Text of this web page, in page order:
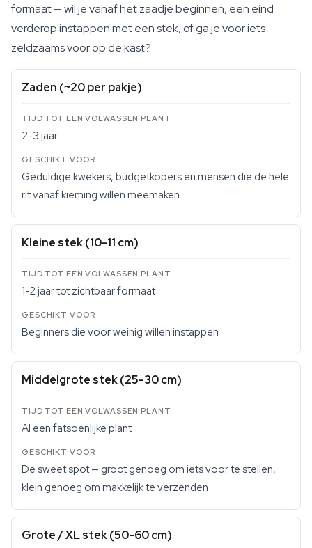
formaat — wil je vanaf het zaadje beginnen, een eind
verderop instappen met een stek, of ga je voor iets
zeldzaams voor op de kast?
Zaden (~20 per pakje)
2-3 jaar
Geduldige kwekers, budgetkopers en mensen die de hele
rit vanaf kieming willen meemaken
Kleine stek (10-11 cm)
1-2 jaar tot zichtbaar formaat
Beginners die voor weinig willen instappen
Middelgrote stek (25-30 cm)
Al een fatsoenlijke plant
De sweet spot — groot genoeg om iets voor te stellen,
klein genoeg om makkelijk te verzenden
Grote / XL stek (50-60 cm)